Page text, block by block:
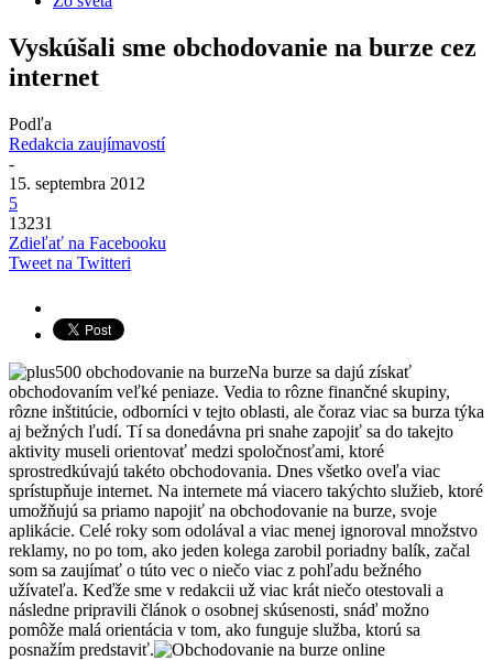
Vyskúšali sme obchodovanie na burze cez
internet
Podľa
Redakcia zaujímavostí
-
15. septembra 2012
5
13231
Zdieľať na Facebooku
Tweet na Twitteri
Na burze sa dajú získať
obchodovaním veľké peniaze. Vedia to rôzne finančné skupiny,
rôzne inštitúcie, odborníci v tejto oblasti, ale čoraz viac sa burza týka
aj bežných ľudí. Tí sa donedávna pri snahe zapojiť sa do takejto
aktivity museli orientovať medzi spoločnosťami, ktoré
sprostredkúvajú takéto obchodovania. Dnes všetko oveľa viac
sprístupňuje internet. Na internete má viacero takýchto služieb, ktoré
umožňujú sa priamo napojiť na obchodovanie na burze, svoje
aplikácie. Celé roky som odolával a viac menej ignoroval množstvo
reklamy, no po tom, ako jeden kolega zarobil poriadny balík, začal
som sa zaujímať o túto vec o niečo viac z pohľadu bežného
užívateľa. Keďže sme v redakcii už viac krát niečo otestovali a
následne pripravili článok o osobnej skúsenosti, snáď možno
pomôže malá orientácia v tom, ako funguje služba, ktorú sa
posnažím predstaviť.